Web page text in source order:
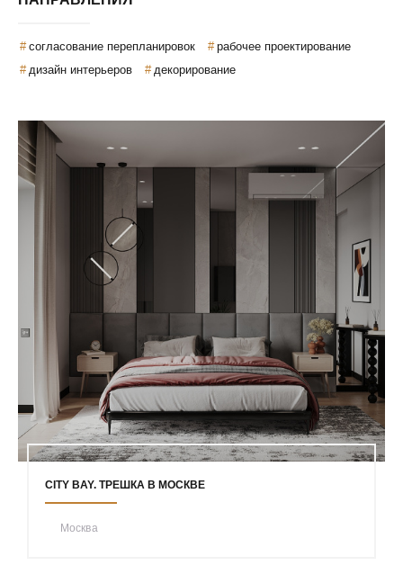
согласование перепланировок
рабочее проектирование
дизайн интерьеров
декорирование
CITY BAY. ТРЕШКА В МОСКВЕ
Москва